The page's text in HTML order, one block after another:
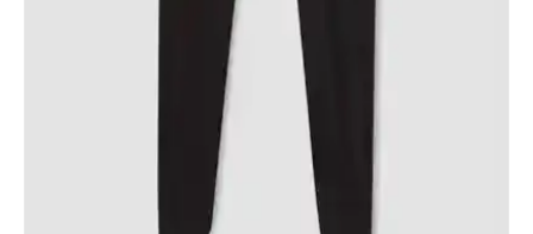
Şişme Mont Ürün İncelemesi ve Özellikleri
Lela markasının kız çocukları için tasarladığı peluş astarlı şişme
mont, soğuk havalarda sıcak ve rahat kalmayı sağlar. Dayanıklı
malzeme ve şık tasarımıyla tercih edilen bu ürün, hareket özgürlüğü
Lela Suni Kürklü Kapüşonlu Şişme Mont Kız
Çocukları İçin Fonksiyonel ve Şık Kış Giyim